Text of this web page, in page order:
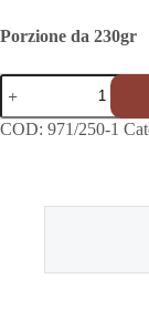
Porzione da 230gr
Crocchette
di
Patate
quantità
COD: 971/250-1